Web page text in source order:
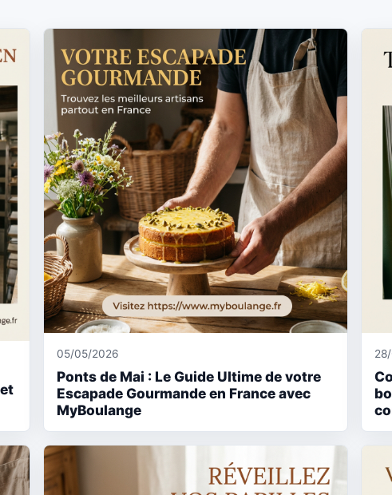
05/05/2026
Ponts de Mai : Le Guide Ultime de votre
Escapade Gourmande en France avec
MyBoulange